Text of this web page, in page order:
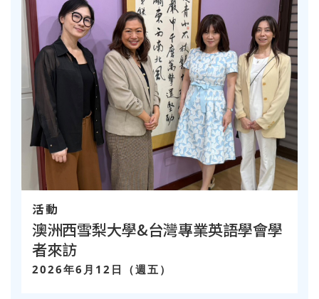
活動
澳洲西雪梨大學&台灣專業英語學會學
者來訪
2026年6月12日（週五）